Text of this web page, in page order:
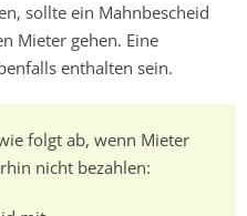
sollte ein Mahnbescheid
Mieter gehen. Eine
enthalten sein.
folgt ab, wenn Mieter
nicht bezahlen: